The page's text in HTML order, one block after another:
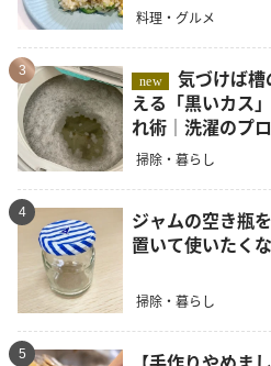
料理・グルメ
3
new
気づけば槽の裏にびっしり。夏に増
える「黒いカス
れ術｜洗濯のプ
掃除・暮らし
4
ジャムの空き瓶
置いて使いたく
掃除・暮らし
5